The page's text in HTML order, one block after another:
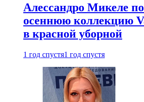
Алессандро Микеле
осеннюю коллекцию
в красной уборной
1 год спустя1 год спустя